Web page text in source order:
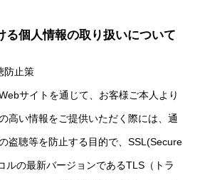
る個人情報の取り扱いについて
防止策
サイトを通じて、お客様ご本人より
高い情報をご提供いただく際には、通
盗聴等を防止する目的で、SSL(Secure
ルの最新バージョンであるTLS（トラ